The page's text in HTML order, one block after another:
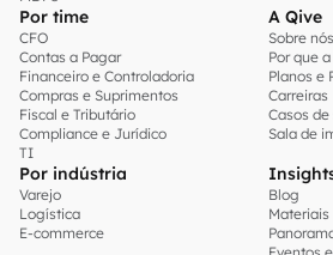
Por time
CFO
Contas a Pagar
Financeiro e Controladoria
Compras e Suprimentos
Fiscal e Tributário
Compliance e Jurídico
TI
A Qive
Sobre nós
Por que
Planos e
Carreiras
Casos
Sala de
Por indústria
Varejo
Logística
E-commerce
Blog
Materiais